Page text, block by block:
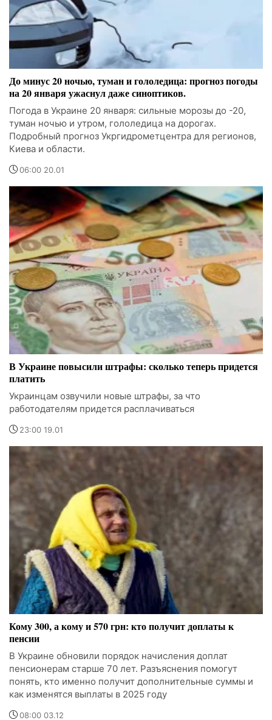
До минус 20 ночью, туман и гололедица: прогноз погоды
на 20 января ужаснул даже синоптиков.
Погода в Украине 20 января: сильные морозы до -20,
туман ночью и утром, гололедица на дорогах.
Подробный прогноз Укргидрометцентра для регионов,
Киева и области.
06:00 20.01
В Украине повысили штрафы: сколько теперь придется
платить
Украинцам озвучили новые штрафы, за что
работодателям придется расплачиваться
23:00 19.01
Кому 300, а кому и 570 грн: кто получит доплаты к
пенсии
В Украине обновили порядок начисления доплат
пенсионерам старше 70 лет. Разъяснения помогут
понять, кто именно получит дополнительные суммы и
как изменятся выплаты в 2025 году
08:00 03.12